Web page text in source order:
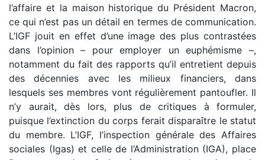
l’affaire et la maison historique du Président Macron,
ce qui n’est pas un détail en termes de communication.
L’IGF jouit en effet d’une image des plus contrastées
dans l’opinion – pour employer un euphémisme –,
notamment du fait des rapports qu’il entretient depuis
des décennies avec les milieux financiers, dans
lesquels ses membres vont régulièrement pantoufler. Il
n’y aurait, dès lors, plus de critiques à formuler,
puisque l’extinction du corps ferait disparaître le statut
du membre. L’IGF, l’inspection générale des Affaires
sociales (Igas) et celle de l’Administration (IGA), place